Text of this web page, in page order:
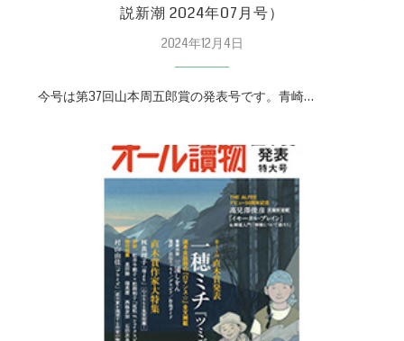
説新潮 2024年07月号）
2024年12月4日
今号は第37回山本周五郎賞の発表号です。青崎…